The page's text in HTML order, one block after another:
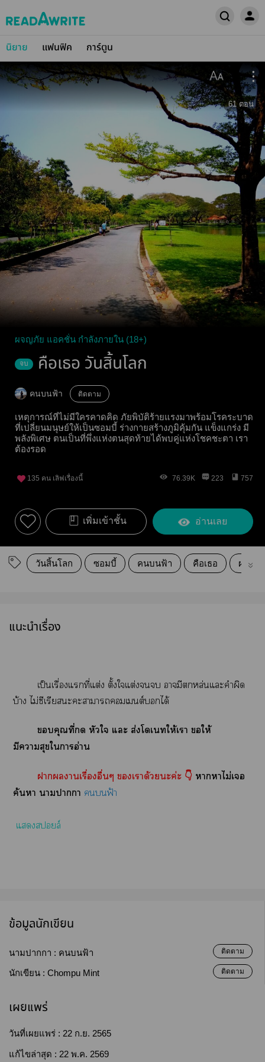
นิยาย แฟนฟิค การ์ตูน
61 ตอน
ผจญภัย แอคชั่น กำลังภายใน (18+)
จบ คือเธอ วันสิ้นโลก
คนบนฟ้า ติดตาม
เหตุการณ์ที่ไม่มีใครคาดคิด ภัยพิบัติร้ายแรงมาพร้อมโรคระบาด
ที่เปลี่ยนมนุษย์ให้เป็นซอมบี้ ร่างกายสร้างภูมิคุ้มกัน แข็งแกร่ง มี
พลังพิเศษ ตนเป็นที่พึ่งแห่งตนสุดท้ายได้พบคู่แห่งโชคชะตา เรา
ต้องรอด
135 คน เลิฟเรื่องนี้ 76.39K 223 757
เพิ่มเข้าชั้น อ่านเลย
วันสิ้นโลก ซอมบี้ คนบนฟ้า คือเธอ ผจญภั
แนะนำเรื่อง
เป็นเรื่องแที่แต่ง ตั้งใแต่ง ามีหล่นแะคำผิด
บ้าง ไม่ซีเรียะะาาเต์ได้
คุณที่ หัวใ แะ ส่งโเให้เา ให้
มีาสุขใาอ่าน
าานเรื่องอื่นๆ เาด้วยะค่ะ 👇 าาไม่เ
ค้นา าาา ฟ้า
แสล์
ข้อมูลนักเขียน
นามปากกา : คนบนฟ้า ติดตาม
นักเขียน : Chompu Mint ติดตาม
เผยแพร่
วันที่เผยแพร่ : 22 ก.ย. 2565
แก้ไขล่าสุด : 22 พ.ค. 2569